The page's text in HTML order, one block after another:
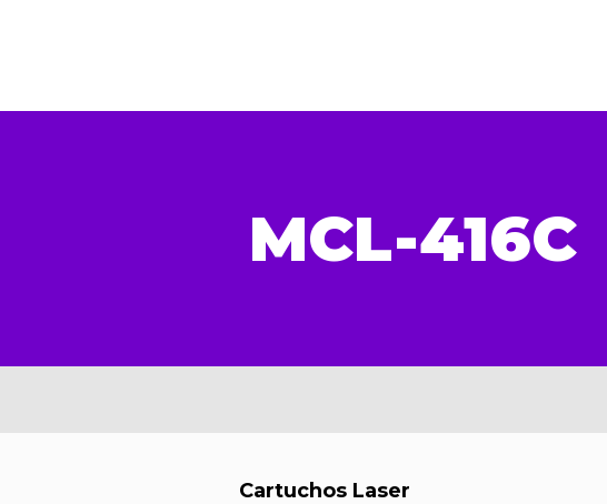
MCL-416C
Cartuchos Laser